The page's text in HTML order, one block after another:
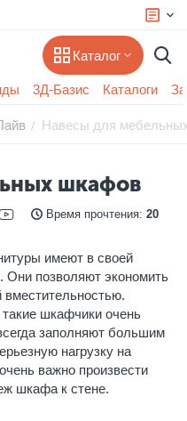
Каталог
3Д-Базис Каталоги
/ Навесы для
шкафов
Время прочтения: 20
имеют в своей
позволяют экономить
вместительностью.
шкафчики очень
заполняют большим
нагрузку на
важно произвести
шкафа к стене.